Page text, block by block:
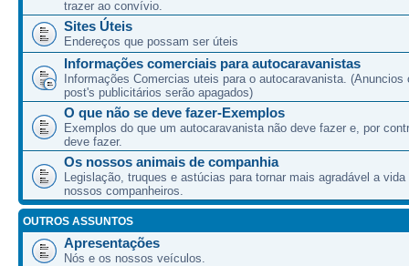
trazer ao convívio.
Sites Úteis
Endereços que possam ser úteis
Informações comerciais para autocaravanistas
Informações Comercias uteis para o autocaravanista. (Anuncios
post's publicitários serão apagados)
O que não se deve fazer-Exemplos
Exemplos do que um autocaravanista não deve fazer e, por
deve fazer.
Os nossos animais de companhia
Legislação, truques e astúcias para tornar mais agradável a vida
nossos companheiros.
OUTROS ASSUNTOS
Apresentações
Nós e os nossos veículos.